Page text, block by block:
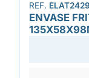
REF. ELAT2429
ENVASE